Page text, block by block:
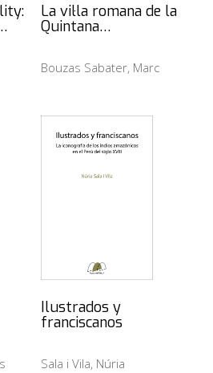
La vil·la romana de la
Quintana…
Bouzas Sabater, Marc
Ilustrados y
franciscanos
Sala i Vila, Núria